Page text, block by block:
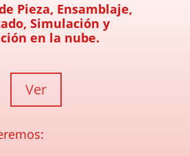
Pieza, Ensamblaje,
Simulación y
en la nube.
Ver